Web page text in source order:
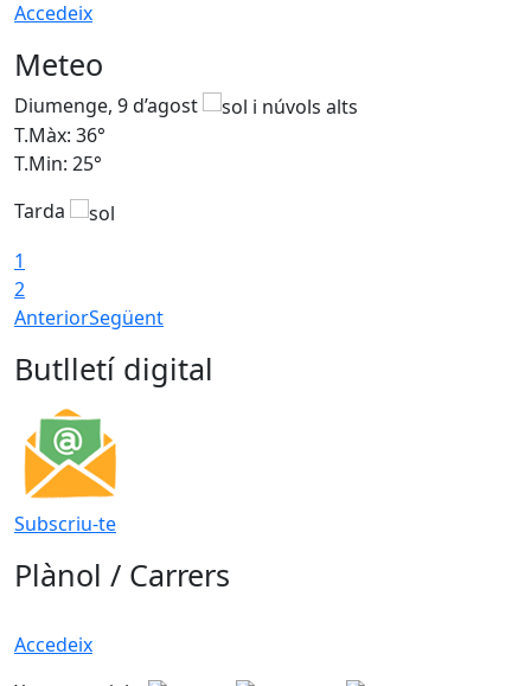
Accedeix
Meteo
Diumenge, 9 d’agost
T.Màx: 36°
T.Min: 25°
Tarda
1
2
AnteriorSegüent
Butlletí digital
Subscriu-te
Plànol / Carrers
Accedeix